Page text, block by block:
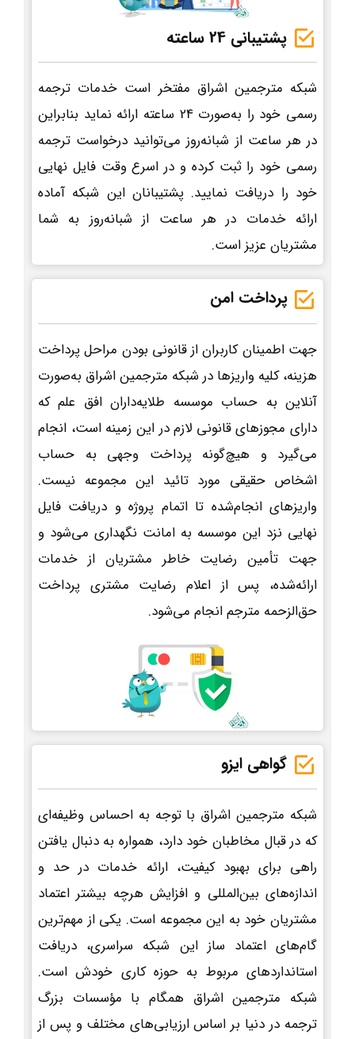
پشتیبانی 24 ساعته
شبکه مترجمین اشراق مفتخر است خدمات ترجمه
رسمی خود را به‌صورت 24 ساعته ارائه نماید بنابراین
در هر ساعت از شبانه‌روز می‌توانید درخواست ترجمه
رسمی خود را ثبت کرده و در اسرع وقت فایل نهایی
خود را دریافت نمایید. پشتیبانان این شبکه آماده
ارائه خدمات در هر ساعت از شبانه‌روز به شما
مشتریان عزیز است.
پرداخت امن
جهت اطمینان کاربران از قانونی بودن مراحل پرداخت
هزینه، کلیه واریزها در شبکه مترجمین اشراق به‌صورت
آنلاین به حساب موسسه طلایه‌داران افق علم که
دارای مجوزهای قانونی لازم در این زمینه است، انجام
می‌گیرد و هیچ‌گونه پرداخت وجهی به حساب
اشخاص حقیقی مورد تائید این مجموعه نیست.
واریزهای انجام‌شده تا اتمام پروژه و دریافت فایل
نهایی نزد این موسسه به امانت نگهداری می‌شود و
جهت تأمین رضایت خاطر مشتریان از خدمات
ارائه‌شده، پس از اعلام رضایت مشتری پرداخت
حق‌الزحمه مترجم انجام می‌شود.
گواهی ایزو
شبکه مترجمین اشراق با توجه به احساس وظیفه‌ای
که در قبال مخاطبان خود دارد، همواره به دنبال یافتن
راهی برای بهبود کیفیت، ارائه خدمات در حد و
اندازه‌های بین‌المللی و افزایش هرچه بیشتر اعتماد
مشتریان خود به این مجموعه است. یکی از مهم‌ترین
گام‌های اعتماد ساز این شبکه سراسری، دریافت
استانداردهای مربوط به حوزه کاری خودش است.
شبکه مترجمین اشراق همگام با مؤسسات بزرگ
ترجمه در دنیا بر اساس ارزیابی‌های مختلف و پس از